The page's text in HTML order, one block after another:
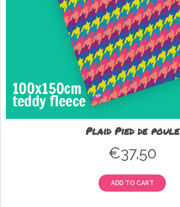
Plaid Pied de poule
€37,50
ADD TO CART